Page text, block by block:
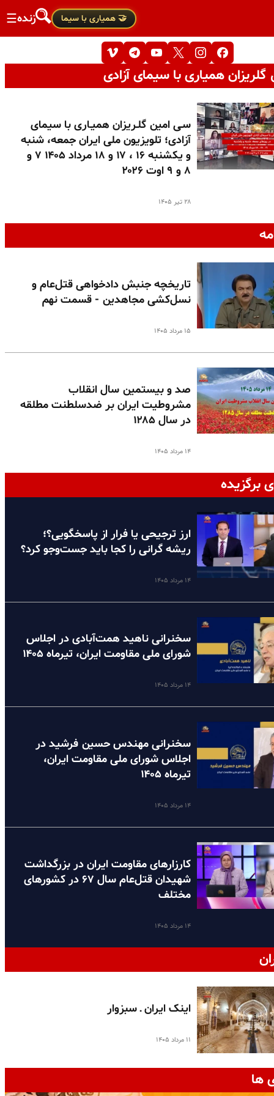
🤝 همیاری با سیما زنده☰
همیاری با سیمای آزادی
سـی امین گلـریزان همیـاری با سیمای
آزادی؛ تلویزیون ملی ایران جمعه، شنبه
و یکشنبه ۱۶ ، ۱۷ و ۱۸ مرداد ۱۴۰۵ ۷ و
۸ و ۹ اوت ۲۰۲۶
۲۸ تیر ۱۴۰۵
تاریخچه جنبش دادخواهی قتل‌عام و
نسل‌کشی مجاهدین - قسمت نهم
۱۵ مرداد ۱۴۰۵
صد و بیستمین سال انقلاب
مشروطیت ایران بر ضدسلطنت مطلقه
در سال ۱۲۸۵
۱۴ مرداد ۱۴۰۵
برگزیده
ارز ترجیحی یا فرار از پاسخگویی؟؛
ریشه گرانی را کجا باید جست‌وجو کرد؟
۱۴ مرداد ۱۴۰۵
سخنرانی ناهید همت‌آبادی در اجلاس
شورای ملی مقاومت ایران، تیرماه ۱۴۰۵
۱۴ مرداد ۱۴۰۵
سخنرانی مهندس حسین فرشید در
اجلاس شورای ملی مقاومت ایران،
تیرماه ۱۴۰۵
۱۴ مرداد ۱۴۰۵
کارزارهای مقاومت ایران در بزرگداشت
شهیدان قتل‌عام سال ۶۷ در کشورهای
مختلف
۱۴ مرداد ۱۴۰۵
اینک ایران ـ سبزوار
۱۱ مرداد ۱۴۰۵
ها